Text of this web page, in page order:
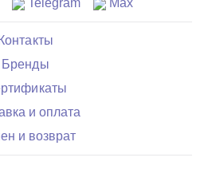
Telegram Max
Контакты
Бренды
и оплата
и возврат